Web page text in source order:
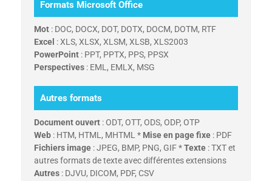
Formats Microsoft Office
Mot : DOC, DOCX, DOT, DOTX, DOCM, DOTM, RTF
Excel : XLS, XLSX, XLSM, XLSB, XLS2003
PowerPoint : PPT, PPTX, PPS, PPSX
Perspectives : EML, EMLX, MSG
Autres formats
Document ouvert : ODT, OTT, ODS, ODP, OTP
Web : HTM, HTML, MHTML * Mise en page fixe : PDF
Fichiers image : JPEG, BMP, PNG, GIF *Texte : TXT et
autres formats de texte avec différentes extensions
Autres : DJVU, DICOM, PDF, CSV